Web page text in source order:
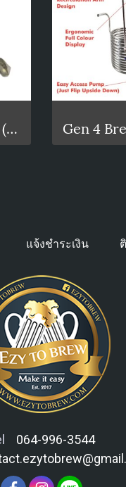
32mm TCT Hole Saw (Tungsten Carbide Tipped)
แจ้งชำระเงิน
064-996-3544